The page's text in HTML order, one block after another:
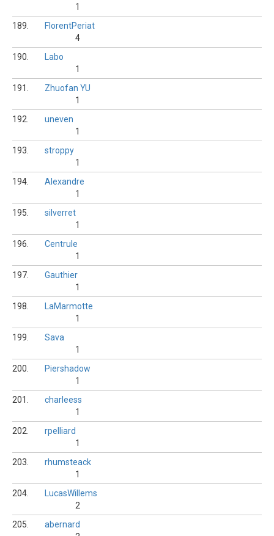
1
189.
FlorentPeriat
4
190.
Labo
1
191.
Zhuofan YU
1
192.
uneven
1
193.
stroppy
1
194.
Alexandre
1
195.
silverret
1
196.
Centrule
1
197.
Gauthier
1
198.
LaMarmotte
1
199.
Sava
1
200.
Piershadow
1
201.
charleess
1
202.
rpelliard
1
203.
rhumsteack
1
204.
LucasWillems
2
205.
abernard